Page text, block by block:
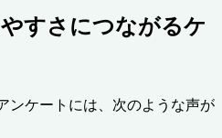
すさにつながるケ
ンケートには、次のような声が